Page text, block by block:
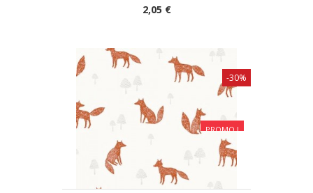
2,05 €
PROMO !
-30%